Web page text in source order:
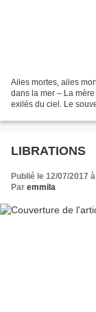
Ailes mortes, ailes
dans la mer – La
exilés du ciel. Le
LIBRATIONS
Publié le 12/07/2017
Par emmila